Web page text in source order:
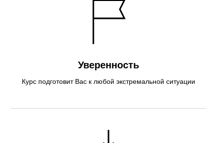
Уверенность
Курс подготовит Вас к любой экстремальной ситуации